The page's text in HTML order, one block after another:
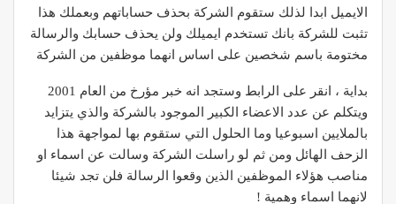
الايميل ابدا لذلك ستقوم الشركة بحذف حساباتهم وبعملك هذا
تثبت للشركة بانك تستخدم ايميلك ولن يحذف حسابك والرسالة
مختومة باسم شخصين على اساس انهما موظفين من الشركة
بداية ، انقر على الرابط وستجد انه خبر مؤرخ من العام 2001
ويتكلم عن عدد الاعضاء الكبير الموجود بالشركة والذي يتزايد
بالملايين اسبوعيا وما الحلول التي ستقوم بها لمواجهة هذا
الزحف الهائل ومن ثم لو راسلت الشركة وسالت عن اسماء او
مناصب هؤلاء الموظفين الذين وقعوا الرسالة فلن تجد شيئا
لانهما اسماء وهمية !